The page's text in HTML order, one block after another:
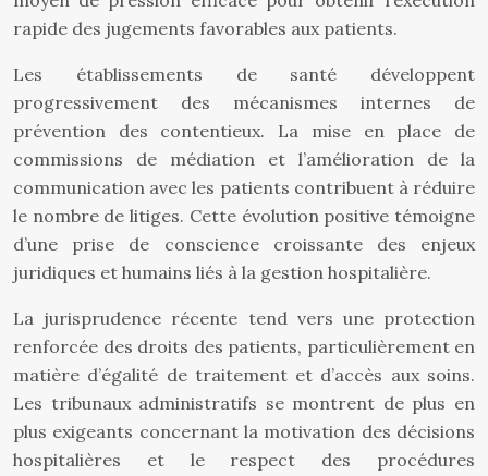
rapide des jugements favorables aux patients.
Les établissements de santé développent
progressivement des mécanismes internes de
prévention des contentieux. La mise en place de
commissions de médiation et l’amélioration de la
communication avec les patients contribuent à réduire
le nombre de litiges. Cette évolution positive témoigne
d’une prise de conscience croissante des enjeux
juridiques et humains liés à la gestion hospitalière.
La jurisprudence récente tend vers une protection
renforcée des droits des patients, particulièrement en
matière d’égalité de traitement et d’accès aux soins.
Les tribunaux administratifs se montrent de plus en
plus exigeants concernant la motivation des décisions
hospitalières et le respect des procédures